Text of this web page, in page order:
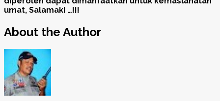
umat, Salamaki …!!!
About the Author